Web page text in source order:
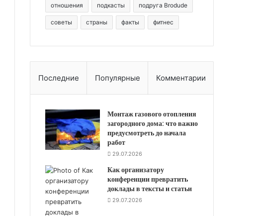
отношения подкасты подруга Brodude
советы страны факты фитнес
Последние Популярные Комментарии
Монтаж газового отопления
загородного дома: что важно
предусмотреть до начала
работ
29.07.2026
Как организатору
конференции превратить
доклады в тексты и статьи
29.07.2026